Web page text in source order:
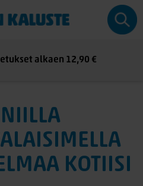
alkaen 12,90 €
KOTIISI